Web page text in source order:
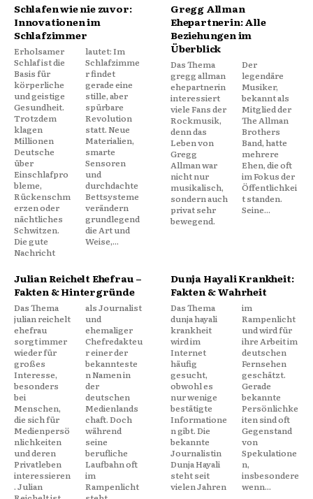
Schlafen wie nie zuvor:
Innovationen im
Schlafzimmer
Erholsamer
Schlaf ist die
Basis für
körperliche
und geistige
Gesundheit.
Trotzdem
klagen
Millionen
Deutsche
über
Einschlafpro
bleme,
Rückenschm
erzen oder
nächtliches
Schwitzen.
Die gute
Nachricht
lautet: Im
Schlafzimme
r findet
gerade eine
stille, aber
spürbare
Revolution
statt. Neue
Materialien,
smarte
Sensoren
und
durchdachte
Bettsysteme
verändern
grundlegend
die Art und
Weise,...
Gregg Allman
Ehepartnerin: Alle
Beziehungen im
Überblick
Das Thema
gregg allman
ehepartnerin
interessiert
viele Fans der
Rockmusik,
denn das
Leben von
Gregg
Allman war
nicht nur
musikalisch,
sondern auch
privat sehr
bewegend.
Der
legendäre
Musiker,
bekannt als
Mitglied der
The Allman
Brothers
Band, hatte
mehrere
Ehen, die oft
im Fokus der
Öffentlichkei
t standen.
Seine...
Julian Reichelt Ehefrau –
Fakten & Hintergründe
Das Thema
julian reichelt
ehefrau
sorgt immer
wieder für
großes
Interesse,
besonders
bei
Menschen,
die sich für
Medienpersö
nlichkeiten
und deren
Privatleben
interessieren
. Julian
als Journalist
und
ehemaliger
Chefredakteu
r einer der
bekannteste
n Namen in
der
deutschen
Medienlands
chaft. Doch
während
seine
berufliche
Laufbahn oft
im
Rampenlicht
Dunja Hayali Krankheit:
Fakten & Wahrheit
Das Thema
dunja hayali
krankheit
wird im
Internet
häufig
gesucht,
obwohl es
nur wenige
bestätigte
Informatione
n gibt. Die
bekannte
Journalistin
Dunja Hayali
steht seit
vielen Jahren
im
Rampenlicht
und wird für
ihre Arbeit im
deutschen
Fernsehen
geschätzt.
Gerade
bekannte
Persönlichke
iten sind oft
Gegenstand
von
Spekulatione
n,
insbesondere
wenn...